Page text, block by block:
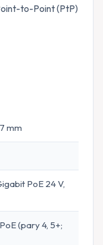
to-Point (PtP)
mm
PoE 24 V,
(pary 4, 5+;